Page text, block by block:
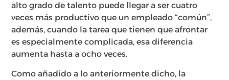
alto grado de talento puede llegar a ser cuatro
veces más productivo que un empleado “común”,
además, cuando la tarea que tienen que afrontar
es especialmente complicada, esa diferencia
aumenta hasta a ocho veces.
Como añadido a lo anteriormente dicho, la